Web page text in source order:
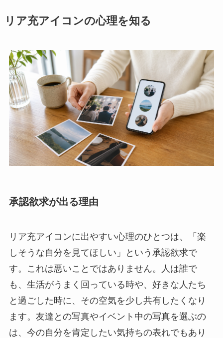
リア充アイコンの心理を知る
承認欲求が出る理由
リア充アイコンに出やすい心理のひとつは、「楽
しそうな自分を見てほしい」という承認欲求で
す。これは悪いことではありません。人は誰で
も、生活がうまく回っている時や、好きな人たち
と過ごした時に、その空気を少し共有したくなり
ます。友達との写真やイベント中の写真を選ぶの
は、今の自分を肯定したい気持ちの表れでもあり